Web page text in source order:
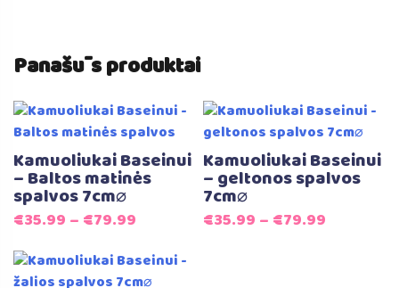
Panašūs produktai
Kamuoliukai Baseinui
– Baltos matinės
spalvos 7cm⌀
€35.99 – €79.99
Kamuoliukai Baseinui
– geltonos spalvos
7cm⌀
€35.99 – €79.99